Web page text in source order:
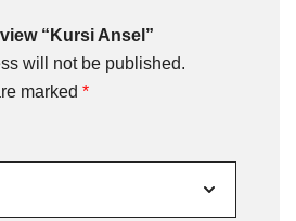
“Kursi Ansel”
will not be published.
marked *